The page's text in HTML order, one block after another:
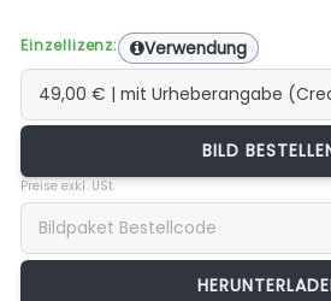
Einzellizenz: Verwendung
BILD
Preise exkl. USt.